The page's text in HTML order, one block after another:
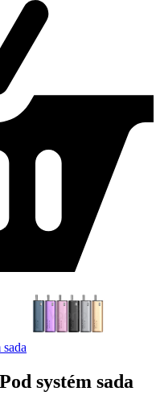
systém sada